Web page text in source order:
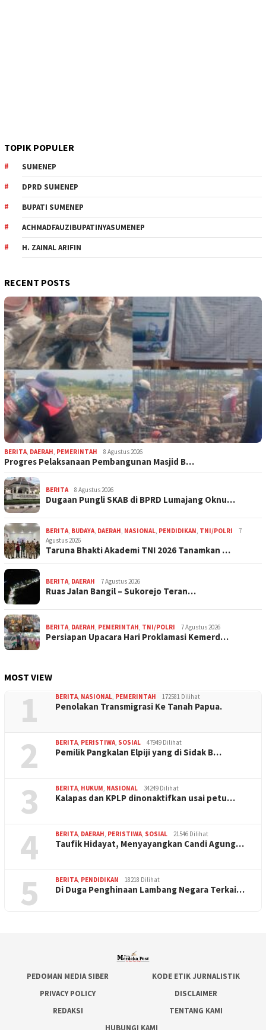
TOPIK POPULER
SUMENEP
DPRD SUMENEP
BUPATI SUMENEP
ACHMADFAUZIBUPATINYASUMENEP
H. ZAINAL ARIFIN
RECENT POSTS
BERITA DAERAH PEMERINTAH 8 Agustus 2026
Progres Pelaksanaan Pembangunan Masjid B…
BERITA 8 Agustus 2026
Dugaan Pungli SKAB di BPRD Lumajang Oknu…
BERITA BUDAYA DAERAH NASIONAL PENDIDIKAN TNI/POLRI
7
Agustus 2026
Taruna Bhakti Akademi TNI 2026 Tanamkan …
BERITA DAERAH 7 Agustus 2026
Ruas Jalan Bangil – Sukorejo Teran…
BERITA DAERAH PEMERINTAH TNI/POLRI 7 Agustus 2026
Persiapan Upacara Hari Proklamasi Kemerd…
MOST VIEW
1 BERITA NASIONAL PEMERINTAH 172581 Dilihat
Penolakan Transmigrasi Ke Tanah Papua.
2 BERITA PERISTIWA SOSIAL 47949 Dilihat
Pemilik Pangkalan Elpiji yang di Sidak B…
3 BERITA HUKUM NASIONAL 34249 Dilihat
Kalapas dan KPLP dinonaktifkan usai petu…
4 BERITA DAERAH PERISTIWA SOSIAL 21546 Dilihat
Taufik Hidayat, Menyayangkan Candi Agung…
5 BERITA PENDIDIKAN 18218 Dilihat
Di Duga Penghinaan Lambang Negara Terkai…
PEDOMAN MEDIA SIBER
KODE ETIK JURNALISTIK
PRIVACY POLICY
DISCLAIMER
REDAKSI
TENTANG KAMI
HUBUNGI KAMI